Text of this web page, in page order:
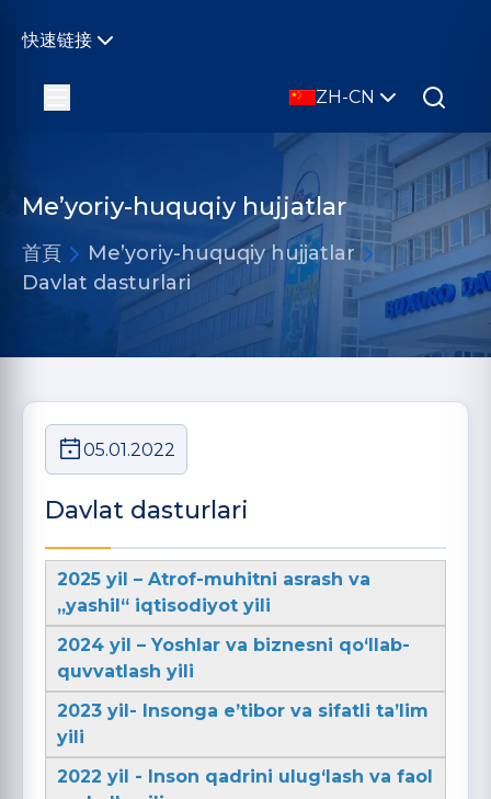
快速链接
ZH-CN
Me’yoriy-huquqiy hujjatlar
首頁
Me’yoriy-huquqiy hujjatlar
Davlat dasturlari
05.01.2022
Davlat dasturlari
2025 yil – Atrof-muhitni asrash va
„yashil“ iqtisodiyot yili
2024 yil – Yoshlar va biznesni qo‘llab-
quvvatlash yili
2023 yil- Insonga e’tibor va sifatli ta’lim
yili
2022 yil - Inson qadrini ulug‘lash va faol